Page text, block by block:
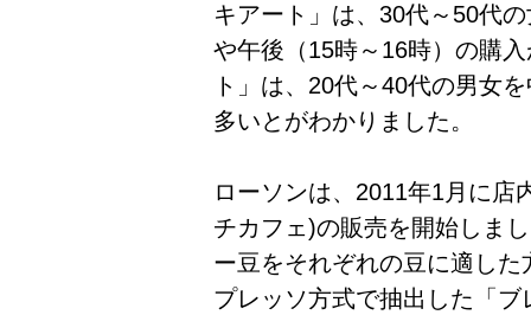
キアート」は、30代～50代
や午後（15時～16時）の購
ト」は、20代～40代の男女
多いとがわかりました。
ローソンは、2011年1月に店
チカフェ)の販売を開始しま
ー豆をそれぞれの豆に適し
プレッソ方式で抽出した「